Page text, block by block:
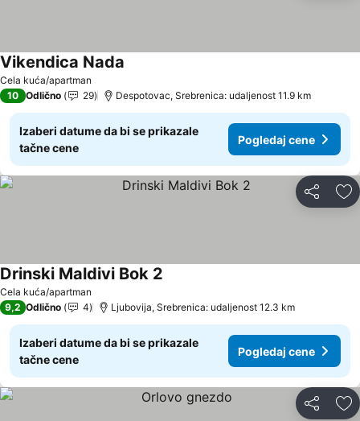
Cela kuća/apartman
Vikendica Nada
10 Odlično 29 Despotovac, Srebrenica: udaljenost 11.9 km
Izaberi datume da bi se prikazale
tačne cene
Pogledaj cene
Deli
Cela kuća/apartman
Drinski Maldivi Bok 2
9,2 Odlično 4 Ljubovija, Srebrenica: udaljenost 12.3 km
Izaberi datume da bi se prikazale
tačne cene
Pogledaj cene
Deli